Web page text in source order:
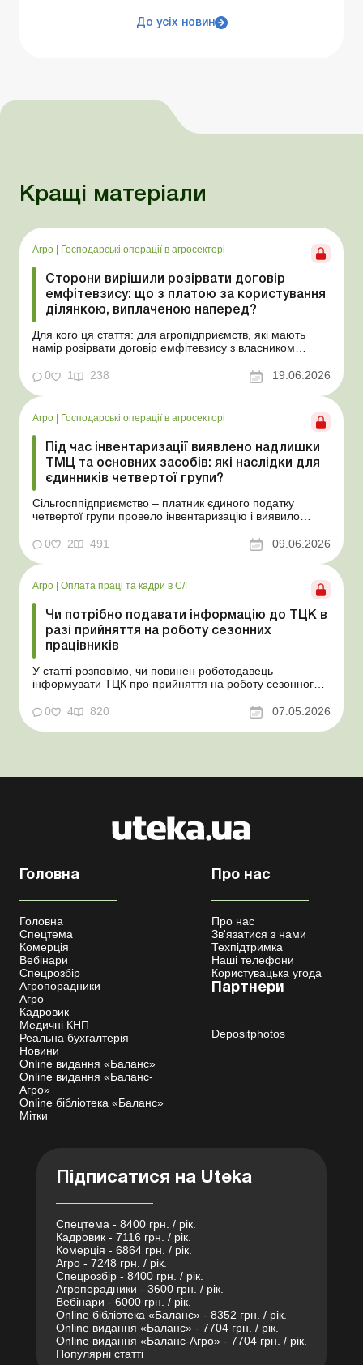
До усіх новин
Кращі матеріали
Агро Господарські операції в агросекторі
Сторони вирішили розірвати договір
емфітевзису: що з платою за користування
ділянкою, виплаченою наперед?
Для кого ця стаття: для агропідприємств, які мають
намір розірвати договір емфітевзису з власником
ситуацію тим, що плата за користування земельною
ділянкою була виплачена власнику наперед за декілька
років. У такому разі перед емфітевтом і власник...
0 1 238 19.06.2026
Агро | Господарські операції в агросекторі
Під час інвентаризації виявлено надлишки
ТМЦ та основних засобів: які наслідки для
єдинників четвертої групи?
Сільгосппідприємство – платник єдиного податку
четвертої групи провело інвентаризацію і виявило
товарів, продукції власного виробництва, а також
основних засобів (далі – ОЗ). Як вплинуть такі
надлишки при їх оприбуткуванні на частку сільгоспто...
0 2 491 09.06.2026
Агро | Оплата праці та кадри в С/Г
Чи потрібно подавати інформацію до ТЦК в
разі прийняття на роботу сезонних
працівників
У статті розповімо, чи повинен роботодавець
інформувати ТЦК про прийняття на роботу сезонного
агропідприємств приймає працівників на сезонні
роботи. Через значні штрафні санкції за порушення
порядку ведення військового обліку в
0 4 820 07.05.2026
Головна
Головна
Спецтема
Комерція
Вебінари
Спецрозбір
Агропорадники
Агро
Кадровик
Медичні КНП
Реальна бухгалтерія
Новини
Online видання «Баланс»
Online видання «Баланс-
Агро»
Online бібліотека «Баланс»
Мітки
Про нас
Про нас
Зв'язатися з нами
Техпідтримка
Наші телефони
Користувацька угода
Партнери
Depositphotos
Підписатися на Uteka
Спецтема - 8400 грн. / рік.
Кадровик - 7116 грн. / рік.
Комерція - 6864 грн. / рік.
Агро - 7248 грн. / рік.
Спецрозбір - 8400 грн. / рік.
Агропорадники - 3600 грн. / рік.
Вебінари - 6000 грн. / рік.
Online бібліотека «Баланс» - 8352 грн. / рік.
Online видання «Баланс» - 7704 грн. / рік.
Online видання «Баланс-Агро» - 7704 грн. / рік.
Популярні статті